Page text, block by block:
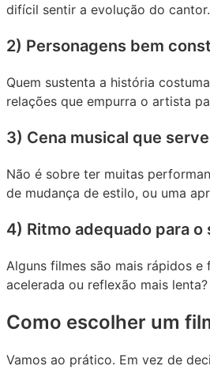
difícil sentir a evolução do cantor.
2) Personagens bem
Quem sustenta a história
relações que empurra o artista
3) Cena musical que
Não é sobre ter muitas
de mudança de estilo, ou uma
4) Ritmo adequado para o
Alguns filmes são mais rápidos e
acelerada ou reflexão mais lenta?
Como escolher um
Vamos ao prático. Em vez de